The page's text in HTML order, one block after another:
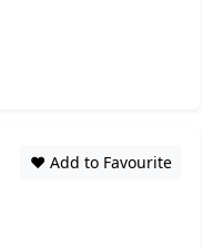
❤️ Add to Favourite